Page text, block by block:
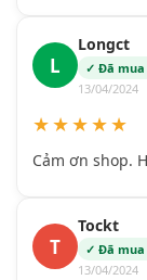
L
Longct
✓ Đã
13/04/2024
★★★★★
Cảm ơn shop.
T
Tockt
✓ Đã
13/04/2024